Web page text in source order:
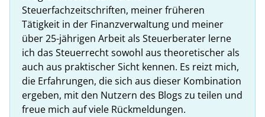
Steuerfachzeitschriften, meiner früheren
Tätigkeit in der Finanzverwaltung und meiner
über 25-jährigen Arbeit als Steuerberater lerne
ich das Steuerrecht sowohl aus theoretischer als
auch aus praktischer Sicht kennen. Es reizt mich,
die Erfahrungen, die sich aus dieser Kombination
ergeben, mit den Nutzern des Blogs zu teilen und
freue mich auf viele Rückmeldungen.